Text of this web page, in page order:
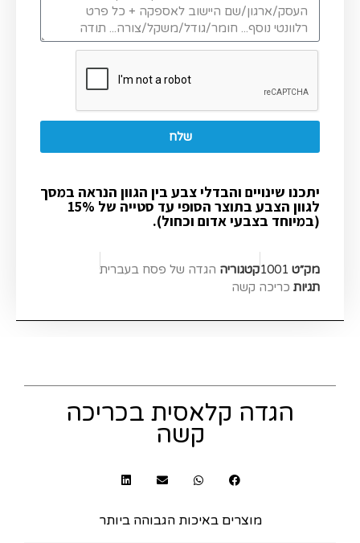
שלח
יתכנו שינויים והבדלי צבע בין הגוון הנראה במסך
לגוון הצבע בתוצר הסופי עד סטייה של 15%
(במיוחד בצבעי אדום וכחול).
מק״ט 1001קטגוריה הגדה של פסח בעברית​
תגיות כריכה קשה
הגדה קלאסית בכריכה
קשה
מוצרים באיכות הגבוהה ביותר